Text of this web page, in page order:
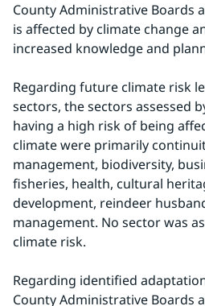
County Administrative Boards
is affected by climate change
increased knowledge and
Regarding future climate risk
sectors, the sectors assessed
having a high risk of being
climate were primarily
management, biodiversity,
fisheries, health, cultural
development, reindeer
management. No sector was
climate risk.
Regarding identified
County Administrative Boards